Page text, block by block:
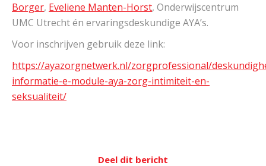
Borger, Eveliene Manten-Horst, Onderwijscentrum
UMC Utrecht én ervaringsdeskundige AYA’s.
Voor inschrijven gebruik deze link:
https://ayazorgnetwerk.nl/zorgprofessional/
informatie-e-module-aya-zorg-intimiteit-en-
seksualiteit/
Deel dit bericht